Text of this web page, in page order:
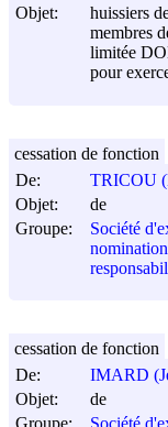
Objet:
huissiers
membres
limitée
pour
De:
TRICOU
Objet:
de
Groupe:
Société
cessation de fonction
De:
IMARD
Objet:
de
Groupe:
Société
cessation de fonction